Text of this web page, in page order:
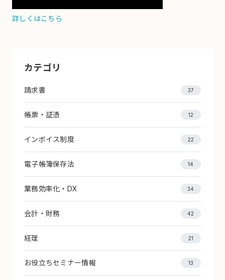
詳しくはこちら
カテゴリ
請求書 37
帳票・証憑 12
インボイス制度 22
電子帳簿保存法 14
業務効率化・DX 34
会計・財務 42
経理 21
お役立ちセミナー情報 13